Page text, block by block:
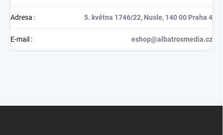
Adresa : 5. května 1746/22, Nusle, 140 00 Praha 4
E-mail : eshop@albatrosmedia.cz